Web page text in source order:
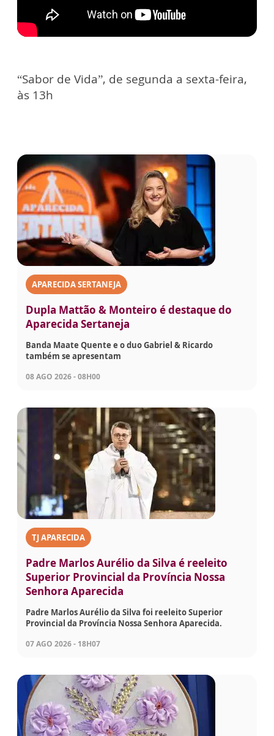
“Sabor de Vida”, de segunda a sexta-feira,
às 13h
APARECIDA SERTANEJA
Dupla Mattão & Monteiro é destaque do
Aparecida Sertaneja
Banda Maate Quente e o duo Gabriel & Ricardo
também se apresentam
08 AGO 2026 - 08H00
TJ APARECIDA
Padre Marlos Aurélio da Silva é reeleito
Superior Provincial da Província Nossa
Senhora Aparecida
Padre Marlos Aurélio da Silva foi reeleito Superior
Provincial da Província Nossa Senhora Aparecida.
07 AGO 2026 - 18H07